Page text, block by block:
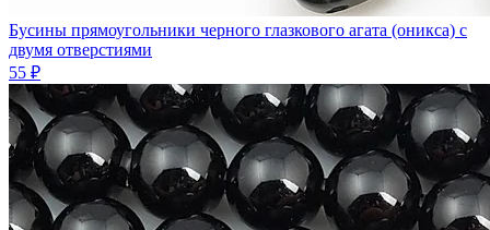
Бусины прямоугольники черного глазкового агата (оникса) с
двумя отверстиями
55 ₽